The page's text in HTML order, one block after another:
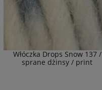
Włóczka Drops Snow 137 /
sprane dżinsy / print